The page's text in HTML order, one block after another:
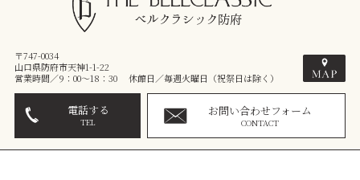
〒747-0034
山口県防府市天神1-1-22
営業時間／9：00～18：30 休館日／毎週火曜日（祝祭日は除く）
電話する
TEL
お問い合わせフォーム
CONTACT